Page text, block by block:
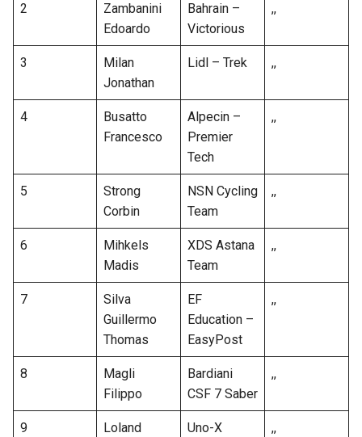
2
Zambanini
Edoardo
Bahrain –
Victorious
,,
3
Milan
Jonathan
Lidl – Trek ,,
4
Busatto
Francesco
Alpecin –
Premier
Tech
,,
5
Strong
Corbin
NSN Cycling
Team
,,
6
Mihkels
Madis
XDS Astana
Team
,,
7
Silva
Guillermo
Thomas
EF
Education –
EasyPost
,,
8
Magli
Filippo
Bardiani
CSF 7 Saber
,,
9
Loland
Uno-X
,,